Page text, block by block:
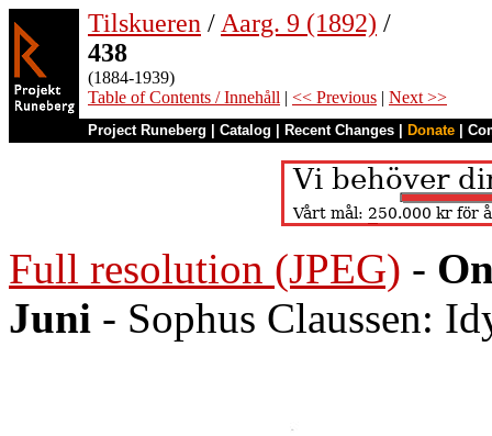
Tilskueren / Aarg. 9 (1892) /
438
(1884-1939)
Table of Contents / Innehåll | << Previous | Next >>
Project Runeberg Catalog Recent Changes Donate
Full resolution (JPEG) -
Juni - Sophus Claussen: